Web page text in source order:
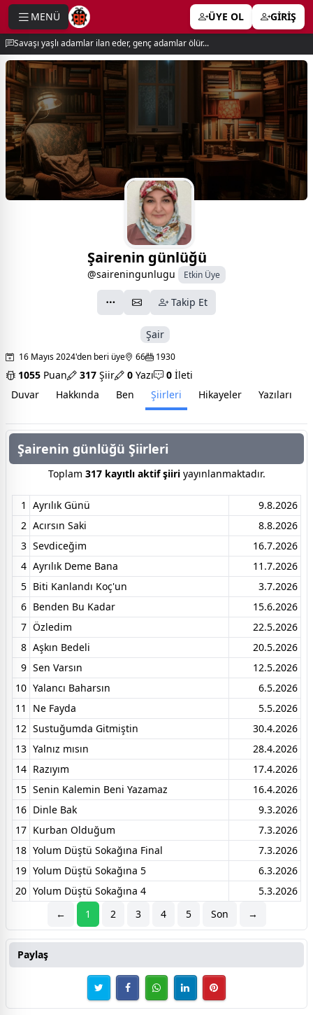
MENÜ ÜYE OL GİRİŞ
Savaşı yaşlı adamlar ilan eder, genç adamlar ölür...
Şairenin günlüğü
@saireningunlugu Etkin Üye
Takip Et
Şair
16 Mayıs 2024'den beri üye 66 1930
1055 Puan 317 Şiir 0 Yazı 0 İleti
Duvar
Hakkında Ben Şiirleri Hikayeler Yazıları
Şairenin günlüğü Şiirleri
Toplam 317 kayıtlı aktif şiiriyayınlanmaktadır.
1 Ayrılık Günü
9.8.2026
2 Acırsın Saki
8.8.2026
3 Sevdiceğim
16.7.2026
4 Ayrılık Deme Bana
11.7.2026
5 Biti Kanlandı Koç'un
3.7.2026
6 Benden Bu Kadar
15.6.2026
7 Özledim
22.5.2026
8 Aşkın Bedeli
20.5.2026
9 Sen Varsın
12.5.2026
10 Yalancı Baharsın
6.5.2026
11
Ne Fayda
5.5.2026
12 Sustuğumda Gitmiştin
30.4.2026
13 Yalnız mısın
28.4.2026
14 Razıyım
17.4.2026
15 Senin Kalemin Beni Yazamaz
16.4.2026
16 Dinle Bak
9.3.2026
17 Kurban Olduğum
7.3.2026
18 Yolum Düştü Sokağına Final
7.3.2026
19 Yolum Düştü Sokağına 5
6.3.2026
20 Yolum Düştü Sokağına 4
5.3.2026
←
1 2 3 4 5 Son →
Paylaş
menu